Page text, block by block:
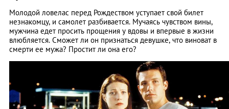
Молодой ловелас перед Рождеством уступает свой билет
незнакомцу, и самолет разбивается. Мучаясь чувством вины,
мужчина едет просить прощения у вдовы и впервые в жизни
влюбляется. Сможет ли он признаться девушке, что виноват в
смерти ее мужа? Простит ли она его?